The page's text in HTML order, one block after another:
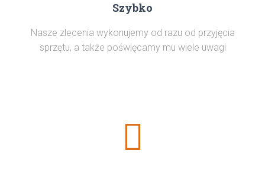
Szybko
Nasze zlecenia wykonujemy od razu od przyjęcia
sprzętu, a także poświęcamy mu wiele uwagi